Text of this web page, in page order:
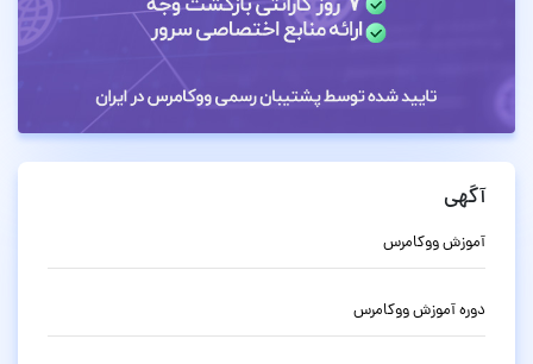
آگهی
آموزش ووکامرس
دوره آموزش ووکامرس